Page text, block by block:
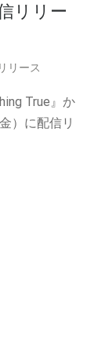
リリー
リリース
True』か
）に配信リ